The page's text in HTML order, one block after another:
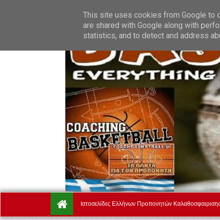
Friday, August 7. Ποιοί Είμαστε Όροι Χρήσης
Ιστοσελίδες Ελλήνων Προπονητών Καλαθοσφαιρισης
This site uses cookies from Google to
are shared with Google along with
statistics, and to detect and address